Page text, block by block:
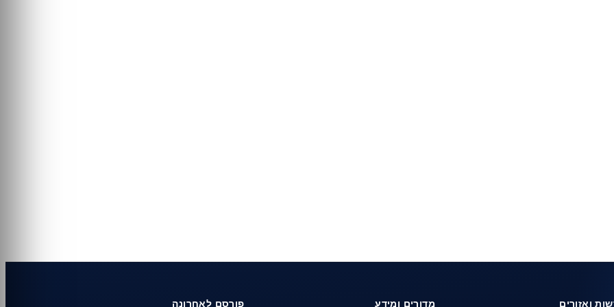
ואזורים מדורים ומידע פורסם לאחרונה